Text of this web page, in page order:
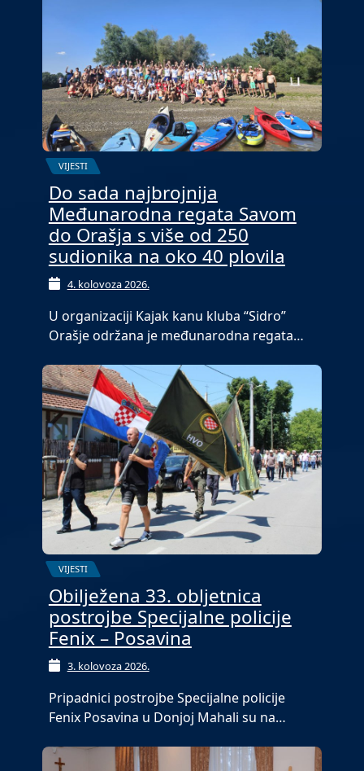
VIJESTI
Do sada najbrojnija
Međunarodna regata Savom
do Orašja s više od 250
sudionika na oko 40 plovila
4. kolovoza 2026.
U organizaciji Kajak kanu kluba “Sidro”
Orašje održana je međunarodna regata…
VIJESTI
Obilježena 33. obljetnica
postrojbe Specijalne policije
Fenix – Posavina
3. kolovoza 2026.
Pripadnici postrojbe Specijalne policije
Fenix Posavina u Donjoj Mahali su na…